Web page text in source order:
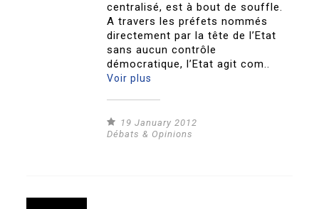
centralisé, est à bout de souffle.
A travers les préfets nommés
directement par la tête de l’Etat
sans aucun contrôle
démocratique, l’Etat agit com..
Voir plus
19 January 2012
Débats & Opinions